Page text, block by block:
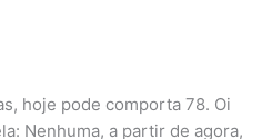
hoje pode comporta 78. Oi
Nenhuma, a partir de agora,